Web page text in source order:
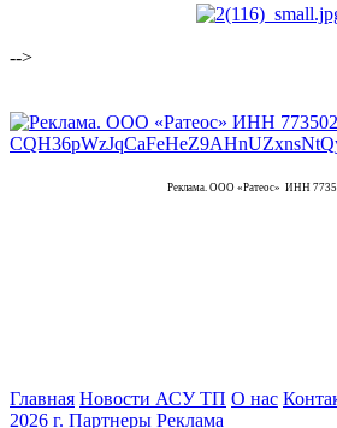
-->
Реклама. ООО «Ратеос» ИНН
Главная Новости АСУ ТП О нас
2026 г. Партнеры Реклама